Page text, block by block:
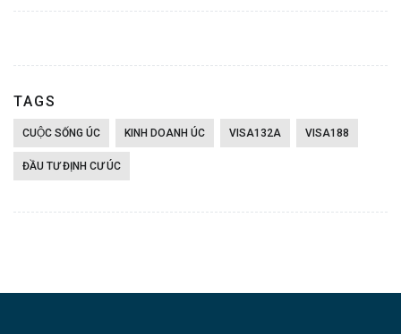
TAGS
CUỘC SỐNG ÚC KINH DOANH ÚC VISA132A VISA188
ĐẦU TƯ ĐỊNH CƯ ÚC